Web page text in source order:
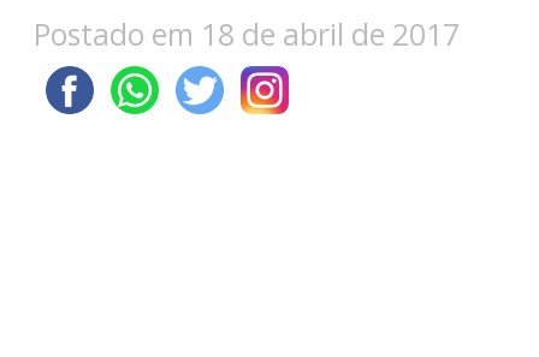
Postado em 18 de abril de 2017